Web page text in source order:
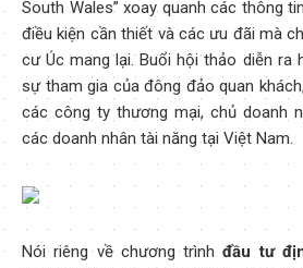
South Wales” xoay quanh các thông
điều kiện cần thiết và các ưu đãi mà
cư Úc mang lại. Buổi hội thảo diễn ra
sự tham gia của đông đảo quan
các công ty thương mại, chủ doanh
các doanh nhân tài năng tại Việt Nam.
Nói riêng về chương trìnhđầu tư